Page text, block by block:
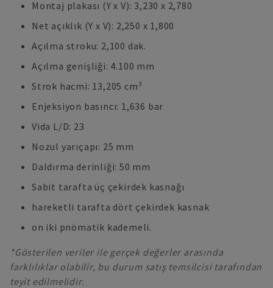
Montaj plakası (Y x V): 3,230 x 2,780
Net açıklık (Y x V): 2,250 x 1,800
Açılma stroku: 2,100 dak.
Açılma genişliği: 4.100 mm
Strok hacmi: 13,205 cm³
Enjeksiyon basıncı: 1,636 bar
Vida L/D: 23
Nozul yarıçapı: 25 mm
Daldırma derinliği: 50 mm
Sabit tarafta üç çekirdek kasnağı
hareketli tarafta dört çekirdek kasnak
on iki pnömatik kademeli.
*Gösterilen veriler ile gerçek değerler arasında
farklılıklar olabilir, bu durum satış temsilcisi tarafından
teyit edilmelidir.